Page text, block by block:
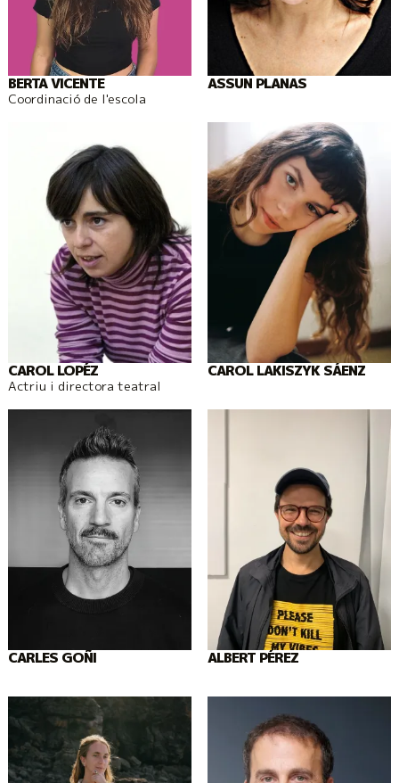
BERTA VICENTE
Coordinació de l'escola
ASSUN PLANAS
CAROL LOPÉZ
Actriu i directora teatral
CAROL LAKISZYK SÁENZ
CARLES GOÑI ALBERT PÉREZ